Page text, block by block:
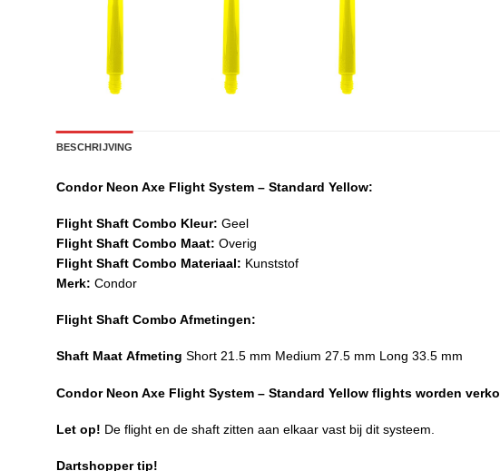
BESCHRIJVING
Condor Neon Axe Flight System – Standard Yellow:
Flight Shaft Combo Kleur: Geel
Flight Shaft Combo Maat: Overig
Flight Shaft Combo Materiaal: Kunststof
Merk: Condor
Flight Shaft Combo Afmetingen:
Shaft Maat Afmeting Short 21.5 mm Medium 27.5 mm Long 33.5 mm
Condor Neon Axe Flight System – Standard Yellow flights worden
Let op! De flight en de shaft zitten aan elkaar vast bij dit systeem.
Dartshopper tip!